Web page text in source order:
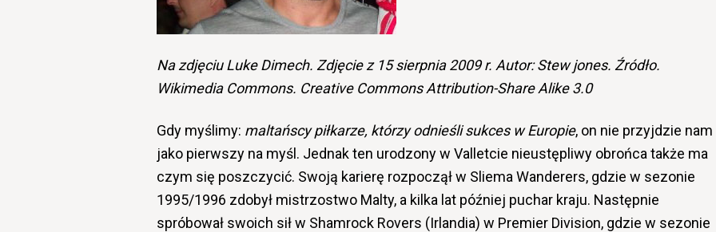
Na zdjęciu Luke Dimech. Zdjęcie z 15 sierpnia 2009 r. Autor: Stew jones. Źródło.
Wikimedia Commons. Creative Commons Attribution-Share Alike 3.0
Gdy myślimy: maltańscy piłkarze, którzy odnieśli sukces w Europie, on nie przyjdzie nam
jako pierwszy na myśl. Jednak ten urodzony w Valletcie nieustępliwy obrońca także ma
czym się poszczycić. Swoją karierę rozpoczął w Sliema Wanderers, gdzie w sezonie
1995/1996 zdobył mistrzostwo Malty, a kilka lat później puchar kraju. Następnie
spróbował swoich sił w Shamrock Rovers (Irlandia) w Premier Division, gdzie w sezonie